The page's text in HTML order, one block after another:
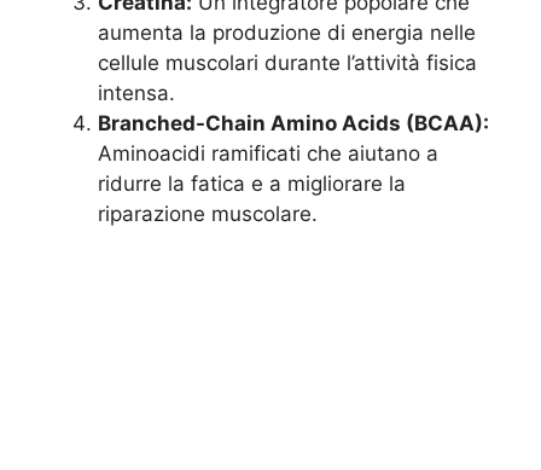
aumenta la produzione di energia nelle
cellule muscolari durante l’attività fisica
intensa.
Branched-Chain Amino Acids (BCAA):
Aminoacidi ramificati che aiutano a
ridurre la fatica e a migliorare la
riparazione muscolare.